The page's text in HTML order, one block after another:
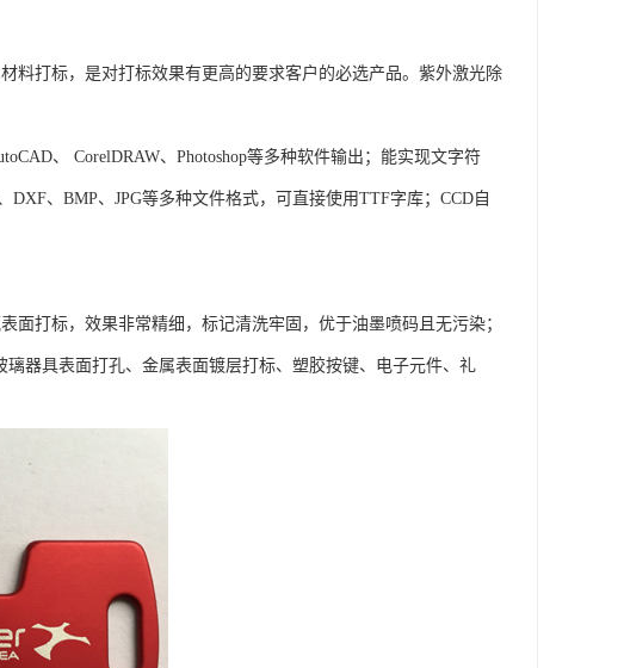
料打标，是对打标效果有更高的要求客户的必选产品。紫外激光除
、 CorelDRAW、Photoshop等多种软件输出；能实现文字符
、BMP、JPG等多种文件格式，可直接使用TTF字库；CCD自
打标，效果非常精细，标记清洗牢固，优于油墨喷码且无污染；
器具表面打孔、金属表面镀层打标、塑胶按键、电子元件、礼